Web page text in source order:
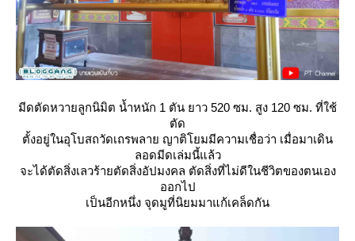
มีดตัดหวายลูกนิมิต น้ำหนัก 1 ตัน ยาว 520 ซม. สูง 120 ซม. ที่ใช้
ตัด
ตั้งอยู่ในอุโบสถวัดเถรพลาย ญาติโยมมีความเชื่อว่า เมื่อมาเดิน
ลอดมีดเล่มนี้แล้ว
จะได้ตัดสิ่งเลวร้ายตัดสิ่งอัปมงคล ตัดสิ่งที่ไม่ดีในชีวิตของตนเอง
ออกไป
เป็นอีกหนึ่ง จุดมูที่นิยมมาแก้เคล็ดกัน